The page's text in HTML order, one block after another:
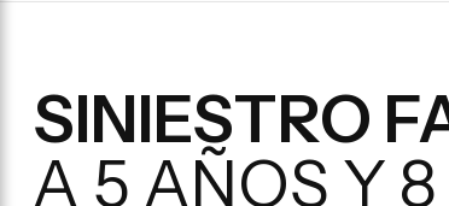
SINIESTRO
A 5 AÑOS Y